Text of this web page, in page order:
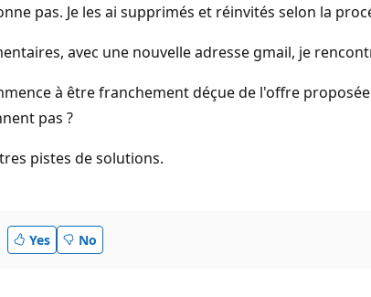
pas. Je les ai supprimés et réinvités selon la
avec une nouvelle adresse gmail, je
à être franchement déçue de l'offre
pas ?
pistes de solutions.
Yes No